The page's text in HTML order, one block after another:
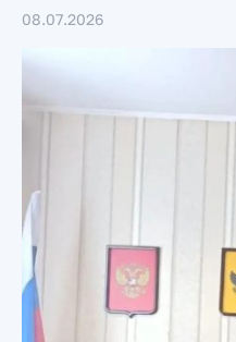
08.07.2026